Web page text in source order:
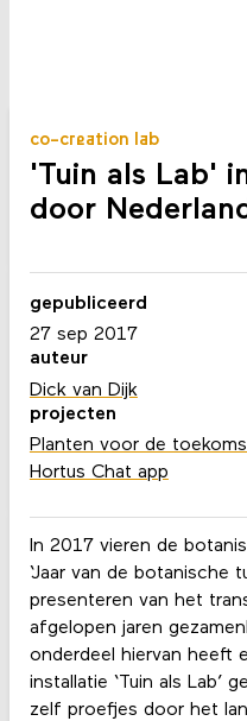
co-creation lab
'Tuin als Lab'
door
In 2017 vieren de
‘Jaar van de botanische
presenteren van het
afgelopen jaren
onderdeel hiervan heeft
installatie ‘Tuin als Lab’
zelf proefjes door het
gepubliceerd
27 sep 2017
auteur
Dick van Dijk
projecten
Planten voor de
Hortus Chat app